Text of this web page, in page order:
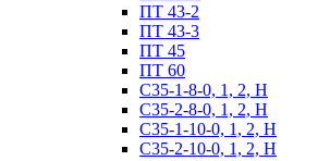
ПТ 43-2
ПТ 43-3
ПТ 45
ПТ 60
С35-1-8-0, 1, 2, Н
С35-2-8-0, 1, 2, Н
С35-1-10-0, 1, 2, Н
С35-2-10-0, 1, 2, Н